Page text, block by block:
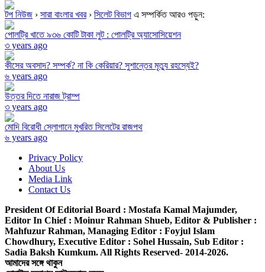
টপ নিউজ › সারা বাংলার খবর› সিলেট বিভাগ এ সম্পর্কিত আরও পড়ুন:
পোলট্রি খাতে ৯৩৬ কোটি টাকা লুট : পোলট্রি অ্যাসোসিয়েশন
৩ years ago
কীসের অবসাদ? সম্পর্ক? না কি কেরিয়ার? সুশান্তের মৃত্যু রহস্যেই?
৬ years ago
উত্তর দিতে নারাজ ট্রাম্প
৩ years ago
মোদি বিরোধী স্লোগানে মুখরিত সিলেটের রাজপথ
৬ years ago
Privacy Policy
About Us
Media Link
Contact Us
President Of Editorial Board : Mostafa Kamal Majumder,
Editor In Chief : Moinur Rahman Shueb, Editor & Publisher :
Mahfuzur Rahman, Managing Editor : Foyjul Islam
Chowdhury, Executive Editor : Sohel Hussain, Sub Editor :
Sadia Baksh Kumkum. All Rights Reserved- 2014-2026.
আমাদের সঙ্গে থাকুন